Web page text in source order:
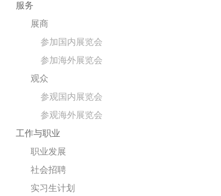
服务
展商
参加国内展览会
参加海外展览会
观众
参观国内展览会
参观海外展览会
工作与职业
职业发展
社会招聘
实习生计划